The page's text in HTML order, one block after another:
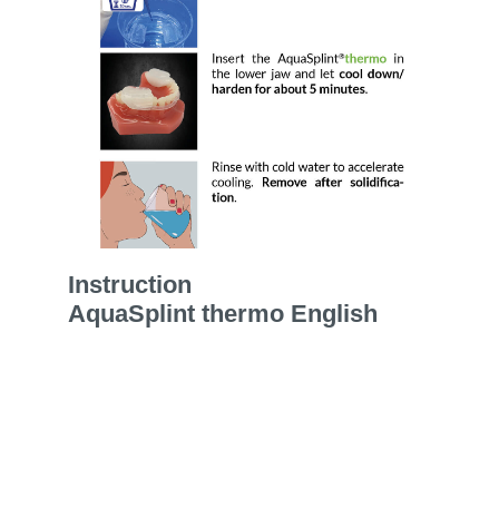
Instruction
AquaSplint thermo English